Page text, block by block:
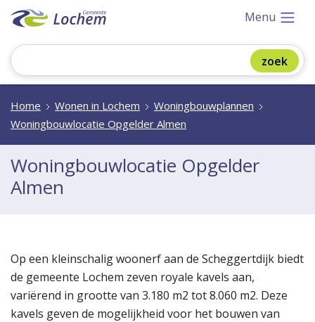
Menu
Home Wonen in Lochem
Woningbouwplannen
Woningbouwlocatie Opgelder Almen
Woningbouwlocatie Opgelder
Almen
Op een kleinschalig woonerf aan de Scheggertdijk biedt
de gemeente Lochem zeven royale kavels aan,
variërend in grootte van 3.180 m2 tot 8.060 m2. Deze
kavels geven de mogelijkheid voor het bouwen van